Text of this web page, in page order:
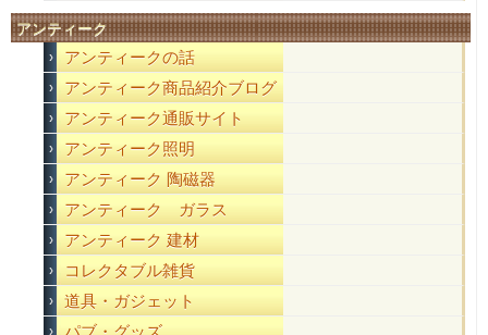
アンティーク
アンティークの話
アンティーク商品紹介ブログ
アンティーク通販サイト
アンティーク照明
アンティーク 陶磁器
アンティーク ガラス
アンティーク 建材
コレクタブル雑貨
道具・ガジェット